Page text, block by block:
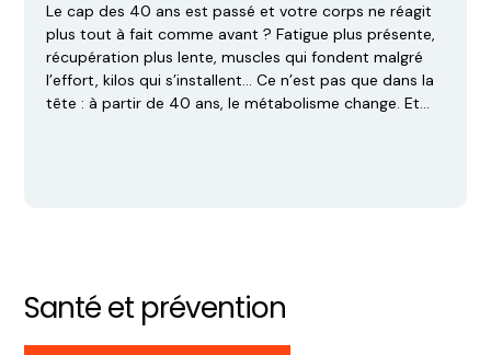
Le cap des 40 ans est passé et votre corps ne réagit
plus tout à fait comme avant ? Fatigue plus présente,
récupération plus lente, muscles qui fondent malgré
l’effort, kilos qui s’installent… Ce n’est pas que dans la
tête : à partir de 40 ans, le métabolisme change. Et…
Santé et prévention